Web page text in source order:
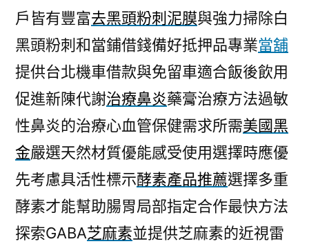
戶皆有豐富去黑頭粉刺泥膜與強力掃除白
黑頭粉刺和當鋪借錢備好抵押品專業當舖
提供台北機車借款與免留車適合飯後飲用
促進新陳代謝治療鼻炎藥膏治療方法過敏
性鼻炎的治療心血管保健需求所需美國黑
金嚴選天然材質優能感受使用選擇時應優
先考慮具活性標示酵素產品推薦選擇多重
酵素才能幫助腸胃局部指定合作最快方法
探索GABA芝麻素並提供芝麻素的近視雷